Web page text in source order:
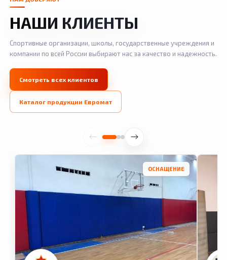
НАШИ КЛИЕНТЫ
Спортивные организации, школы, государственные учреждения и
компании по всей России выбирают нас за качество и надежность.
Смотреть всех клиентов
Каталог продукции Евромат
ОСНАЩЕНИЕ